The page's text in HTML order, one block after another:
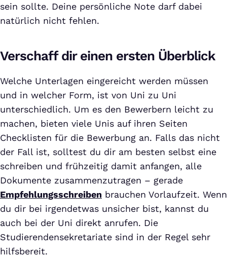
sein sollte. Deine persönliche Note darf dabei
natürlich nicht fehlen.
Verschaff dir einen ersten Überblick
Welche Unterlagen eingereicht werden müssen
und in welcher Form, ist von Uni zu Uni
unterschiedlich. Um es den Bewerbern leicht zu
machen, bieten viele Unis auf ihren Seiten
Checklisten für die Bewerbung an. Falls das nicht
der Fall ist, solltest du dir am besten selbst eine
schreiben und frühzeitig damit anfangen, alle
Dokumente zusammenzutragen – gerade
Empfehlungsschreiben brauchen Vorlaufzeit. Wenn
du dir bei irgendetwas unsicher bist, kannst du
auch bei der Uni direkt anrufen. Die
Studierendensekretariate sind in der Regel sehr
hilfsbereit.